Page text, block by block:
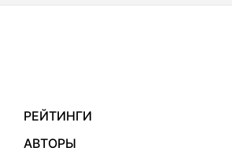
РЕЙТИНГИ
АВТОРЫ